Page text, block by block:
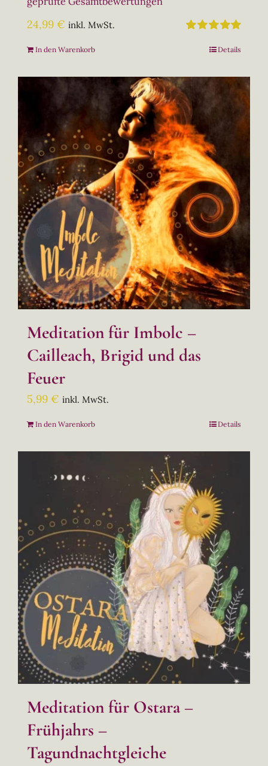
5.00von
24,99 € inkl. MwSt.
In den Warenkorb Details
Meditation für Imbolc –
Cailleach, Brigid und das
Feuer
5,99 € inkl. MwSt.
In den Warenkorb Details
Meditation für Ostara –
Frühjahrs –
Tagundnachtgleiche